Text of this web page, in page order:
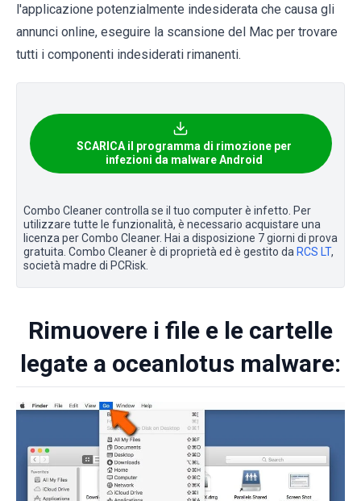
l'applicazione potenzialmente indesiderata che causa gli
annunci online, eseguire la scansione del Mac per trovare
tutti i componenti indesiderati rimanenti.
SCARICA il programma di rimozione per
infezioni da malware Android
Combo Cleaner controlla se il tuo computer è infetto. Per
utilizzare tutte le funzionalità, è necessario acquistare una
licenza per Combo Cleaner. Hai a disposizione 7 giorni di prova
gratuita. Combo Cleaner è di proprietà ed è gestito da RCS LT,
società madre di PCRisk.
Rimuovere i file e le cartelle
legate a oceanlotus malware: